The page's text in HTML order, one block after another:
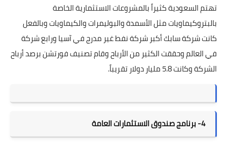
تهتم السعودية كثيراً بالمشروعات الاستثمارية الخاصة
بالبتروكيماويات مثل الأسمدة والبوليمرات والكيماويات وبالفعل
كانتشركة سابكأكبر شركة نفط غير مدرج في آسيا ورابع شركة
في العالم وحققت الكثير من الأرباح وقام تصنيف فورتشن برصد أرباح
الشركة وكانت 5.8 مليار دولار تقريباً.
4- برنامج صندوق الاستثمارات العامة